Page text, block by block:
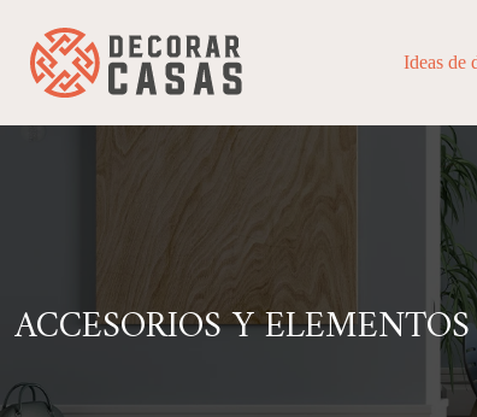
Ideas de
ACCESORIOS Y